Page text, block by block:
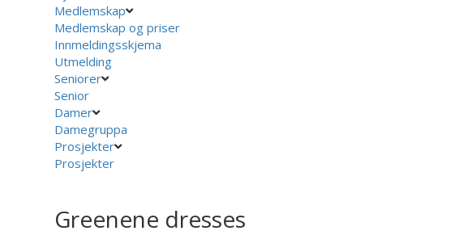
Medlemskap
Medlemskap og priser
Innmeldingsskjema
Utmelding
Seniorer
Senior
Damer
Damegruppa
Prosjekter
Prosjekter
Greenene dresses